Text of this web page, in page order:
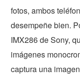
fotos, ambos
desempeñe bien.
IMX286 de Sony,
imágenes
captura una